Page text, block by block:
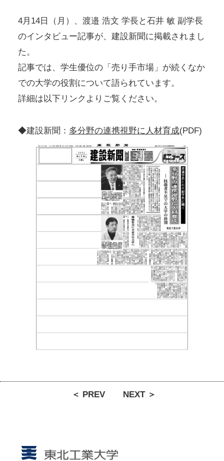
4月14日（月）、渡邉 浩文 学長と石井 敏 副学長
のインタビュー記事が、建設新聞に掲載されまし
た。
記事では、学生優位の「売り手市場」が続くなか
での大学の役割について語られています。
詳細は以下リンクよりご覧ください。
◆建設新聞： 多分野の連携視野に人材育成(PDF)
＜ PREV NEXT ＞